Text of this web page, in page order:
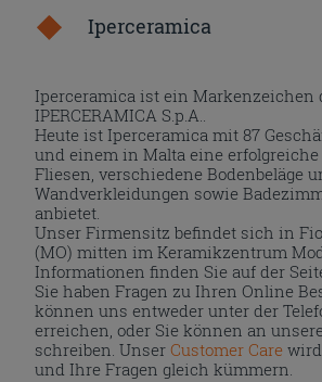
Iperceramica
Iperceramica ist ein Markenzeichen
IPERCERAMICA S.p.A..
Heute ist Iperceramica mit 87
und einem in Malta eine erfolgreiche
Fliesen, verschiedene Bodenbeläge
Wandverkleidungen sowie
anbietet.
Unser Firmensitz befindet sich in
(MO) mitten im Keramikzentrum
Informationen finden Sie auf der
Sie haben Fragen zu Ihren Online
können uns entweder unter der
erreichen, oder Sie können an
schreiben. UnserCustomer Care
und Ihre Fragen gleich kümmern.